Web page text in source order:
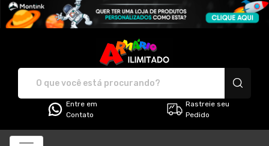
Entre em
Contato
Rastreie seu
Pedido